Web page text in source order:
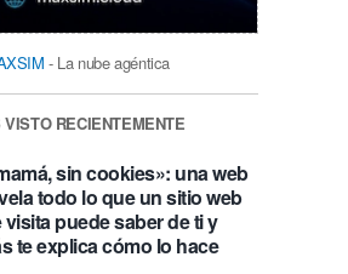
- La nube agéntica
RECIENTEMENTE
sin cookies»: una web
todo lo que un sitio web
puede saber de ti y
te explica cómo lo hace